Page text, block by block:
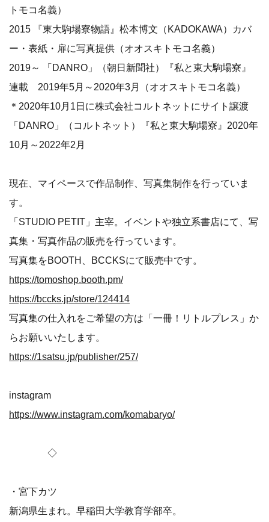
トモコ名義）
2015 『東大駒場寮物語』松本博文（KADOKAWA）カバ
ー・表紙・扉に写真提供（オオスキトモコ名義）
2019～ 「DANRO」（朝日新聞社）『私と東大駒場寮』
連載 2019年5月～2020年3月（オオスキトモコ名義）
＊2020年10月1日に株式会社コルトネットにサイト譲渡
「DANRO」（コルトネット）『私と東大駒場寮』2020年
10月～2022年2月
現在、マイペースで作品制作、写真集制作を行っていま
す。
「STUDIO PETIT」主宰。イベントや独立系書店にて、写
真集・写真作品の販売を行っています。
写真集をBOOTH、BCCKSにて販売中です。
https://tomoshop.booth.pm/
https://bccks.jp/store/124414
写真集の仕入れをご希望の方は「一冊！リトルプレス」か
らお願いいたします。
https://1satsu.jp/publisher/257/
instagram
https://www.instagram.com/komabaryo/
◇
・宮下カツ
新潟県生まれ。早稲田大学教育学部卒。